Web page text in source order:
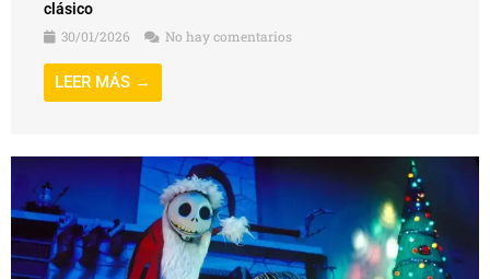
clásico
30/01/2026
No hay comentarios
LEER MÁS →